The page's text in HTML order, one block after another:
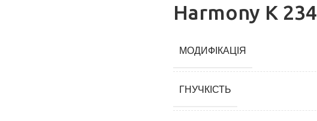
Harmony K 234
МОДИФІКАЦІЯ
ГНУЧКІСТЬ